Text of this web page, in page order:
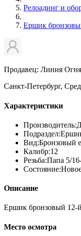
Релоадинг и
Ершик
Продавец: Линия Огня
Санкт-Петербург,
Характеристики
Производитель:
Подраздел:
Вид:Бронзовый
Калибр:12
Резьба:Папа 5/
Состояние:
Описание
Ершик бронзовый 12-
Место осмотра